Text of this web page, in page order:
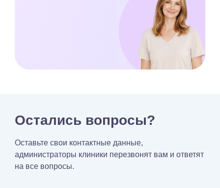
Остались вопросы?
Оставьте свои контактные данные,
администраторы клиники перезвонят вам и ответят
на все вопросы.